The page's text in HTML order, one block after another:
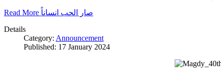
Read More صار الحب انساناً
Details
Category: Announcement
Published: 17 January 2024